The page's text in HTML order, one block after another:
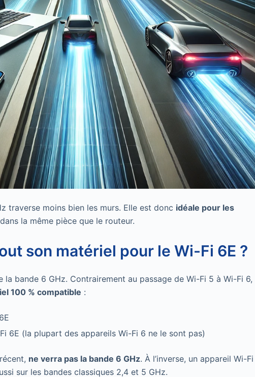
traverse moins bien les murs. Elle est donc idéale pour les
la même pièce que le routeur.
son matériel pour le Wi-Fi 6E ?
la bande 6 GHz. Contrairement au passage de Wi-Fi 5 à Wi-Fi 6,
100 % compatible :
6E (la plupart des appareils Wi-Fi 6 ne le sont pas)
ne verra pas la bande 6 GHz. À l’inverse, un appareil Wi-Fi
sur les bandes classiques 2,4 et 5 GHz.